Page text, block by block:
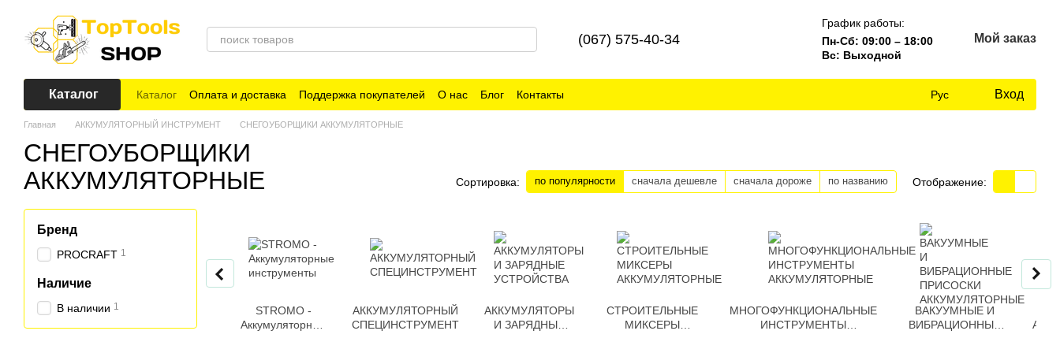
(067) 575-40-34
График работы:
Пн-Сб: 09:00 – 18:00
Вс: Выходной
Мой заказ
Каталог Каталог Оплата и доставка Поддержка покупателей О нас Блог Контакты Рус Вход
Главная АККУМУЛЯТОРНЫЙ ИНСТРУМЕНТ СНЕГОУБОРЩИКИ АККУМУЛЯТОРНЫЕ
СНЕГОУБОРЩИКИ
АККУМУЛЯТОРНЫЕ
Сортировка: по популярности сначала дешевле сначала дороже по названию Отображение:
STROMO -
Аккумуляторные
АККУМУЛЯТОРНЫЙ
СПЕЦИНСТРУМЕНТ
АККУМУЛЯТОРЫ
И ЗАРЯДНЫЕ
СТРОИТЕЛЬНЫЕ
МИКСЕРЫ
МНОГОФУНКЦИОНАЛЬНЫЕ
ИНСТРУМЕНТЫ
ВАКУУМНЫЕ И
ВИБРАЦИОННЫЕ
Бренд
PROCRAFT 1
Наличие
В наличии 1